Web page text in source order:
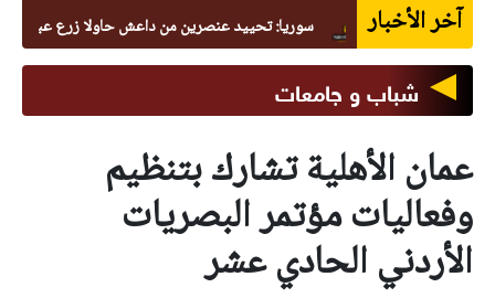
آخر الأخبار سوريا: تحييد عنصرين من داعش حاولا زرع عبوة في
شباب و جامعات
عمان الأهلية تشارك بتنظيم
وفعاليات مؤتمر البصريات
الأردني الحادي عشر